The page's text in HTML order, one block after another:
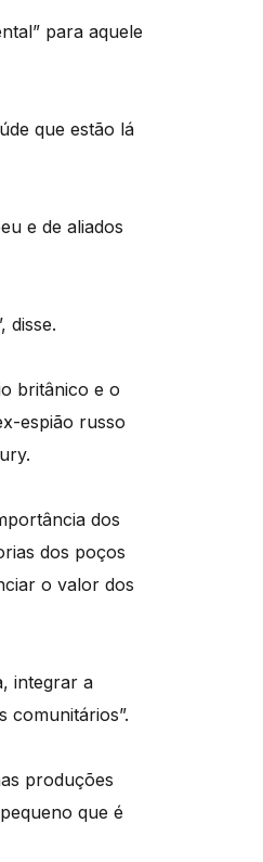
para aquele
que estão lá
e de aliados
disse.
britânico e o
espião russo
dos
dos poços
o valor dos
integrar a
comunitários”.
produções
que é